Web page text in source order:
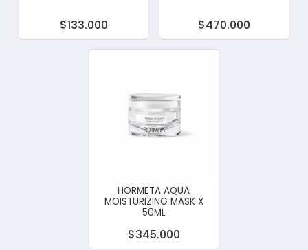
$133.000 $470.000
HORMETA AQUA
MOISTURIZING MASK X
50ML
$345.000